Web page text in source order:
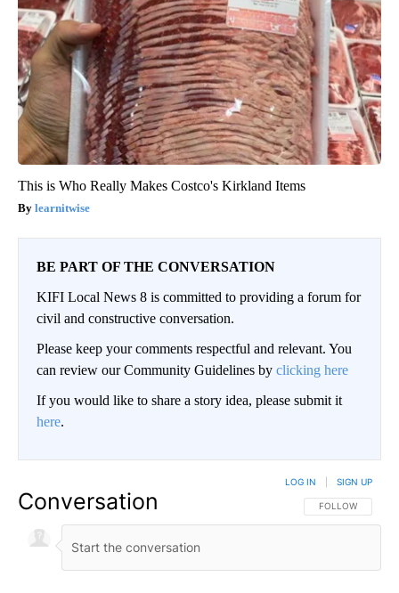
This is Who Really Makes Costco's Kirkland Items
learnitwise
BE PART OF THE CONVERSATION
KIFI Local News 8 is committed to providing a forum for
civil and constructive conversation.
Please keep your comments respectful and relevant. You
can review our Community Guidelines by clicking here
If you would like to share a story idea, please submit it
here.
Conversation FOLLOW THIS
FOLLOW
LOG IN SIGN UP